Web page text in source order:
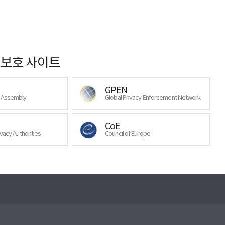
호 사이트
GPEN
Global Privacy Enforcement Network
Authorities
CoE
Council of Europe